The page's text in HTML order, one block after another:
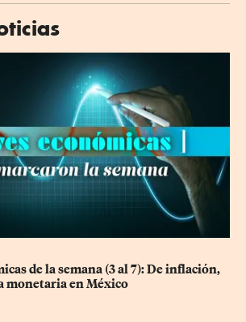
de la semana (3 al 7): De inflación,
monetaria en México